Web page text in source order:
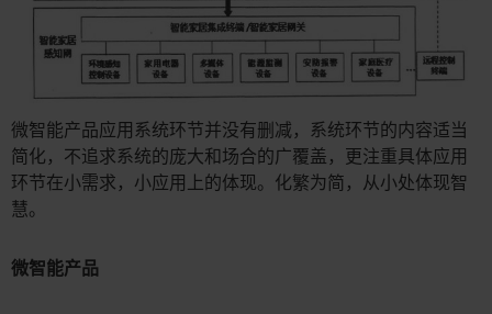
微智能产品应用系统环节并没有删减，系统环节的内容适当
简化，不追求系统的庞大和场合的广覆盖，更注重具体应用
环节在小需求，小应用上的体现。化繁为简，从小处体现智
慧。
微智能产品